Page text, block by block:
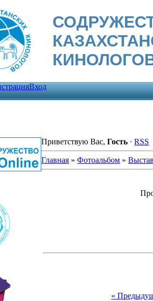
Вход
Приветствую Вас,Гость ·RSS
Главная »Фотоальбом »
«